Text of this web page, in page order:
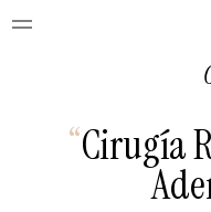
“Cirugía